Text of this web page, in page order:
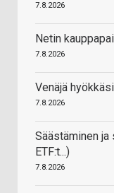
7.8.2026
Netin
7.8.2026
Venäjä
7.8.2026
Säästäminen
ETF:t...)
7.8.2026